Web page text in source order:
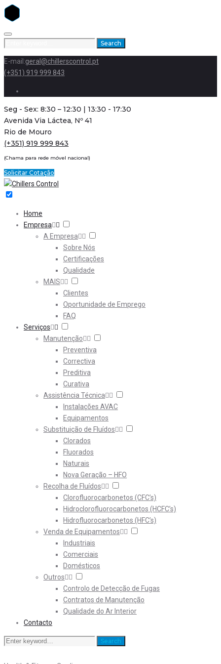
Skip
Search
E-mail:geral@chillerscontrol.pt
(+351) 919 999 843
Seg - Sex: 8:30 – 12:30 | 13:30 - 17:30
Avenida Via Láctea, Nº 41
Rio de Mouro
(+351) 919 999 843
(Chama para rede móvel nacional)
Solicitar Cotação
Home
Empresa
A Empresa
Sobre Nós
Certificações
Qualidade
MAIS
Clientes
Oportunidade de Emprego
FAQ
Serviços
Manutenção
Preventiva
Correctiva
Preditiva
Curativa
Assistência Técnica
Instalações AVAC
Equipamentos
Substituição de Fluídos
Clorados
Fluorados
Naturais
Nova Geração – HFO
Recolha de Fluídos
Clorofluorocarbonetos (CFC’s)
Hidroclorofluorocarbonetos (HCFC’s)
Hidrofluorocarbonetos (HFC’s)
Venda de Equipamentos
Industriais
Comerciais
Domésticos
Outros
Controlo de Detecção de Fugas
Contratos de Manutenção
Qualidade do Ar Interior
Contacto
Search
Search